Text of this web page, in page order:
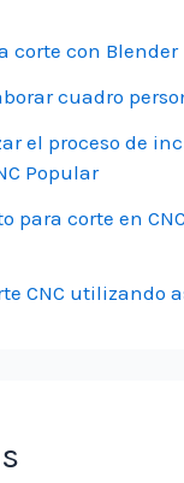
corte con Blender
cuadro
el proceso de
Popular
para corte en
CNC utilizando